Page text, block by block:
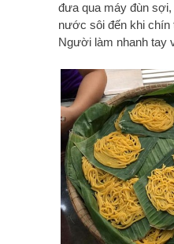
đưa qua máy đùn
nước sôi đến khi
Người làm nhanh tay